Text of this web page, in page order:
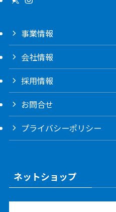
事業情報
会社情報
採用情報
お問合せ
プライバシーポリシー
ネットショップ